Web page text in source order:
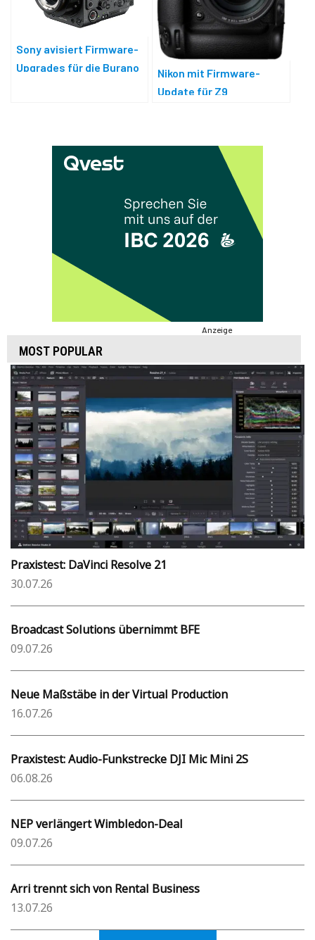
Sony avisiert Firmware-
Upgrades für die Burano
Nikon mit Firmware-
Update für Z9
Anzeige
MOST POPULAR
Praxistest: DaVinci Resolve 21
30.07.26
Broadcast Solutions übernimmt BFE
09.07.26
Neue Maßstäbe in der Virtual Production
16.07.26
Praxistest: Audio-Funkstrecke DJI Mic Mini 2S
06.08.26
NEP verlängert Wimbledon-Deal
09.07.26
Arri trennt sich von Rental Business
13.07.26